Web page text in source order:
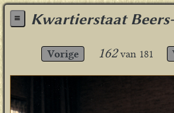
≡ Kwartierstaat
Vorige 162van 181